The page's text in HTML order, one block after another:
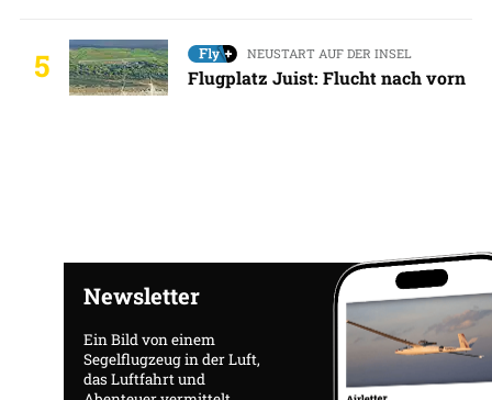
5 NEUSTART AUF DER INSEL
Flugplatz Juist: Flucht nach vorn
Newsletter
Ein Bild von einem
Segelflugzeug in der Luft,
das Luftfahrt und